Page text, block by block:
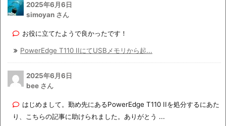
2025年6月6日
simoyan さん
お役に立てたようで良かったです！
PowerEdge T110 IIにてUSBメモリから起...
2025年6月6日
bee さん
はじめまして。勤め先にあるPowerEdge T110 IIを処分するにあた
り、こちらの記事に助けられました。ありがとう ...